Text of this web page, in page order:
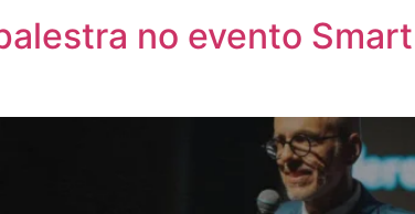
no evento